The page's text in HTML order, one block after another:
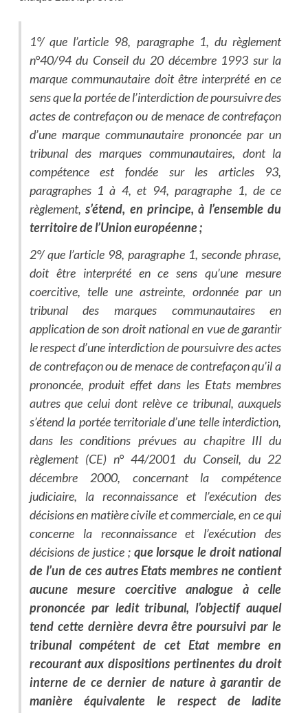
1°/ que l’article 98, paragraphe 1, du règlement
n°40/94 du Conseil du 20 décembre 1993 sur la
marque communautaire doit être interprété en ce
sens que la portée de l’interdiction de poursuivre des
actes de contrefaçon ou de menace de contrefaçon
d’une marque communautaire prononcée par un
tribunal des marques communautaires, dont la
compétence est fondée sur les articles 93,
paragraphes 1 à 4, et 94, paragraphe 1, de ce
règlement, s’étend, en principe, à l’ensemble du
territoire de l’Union européenne ;
2°/ que l’article 98, paragraphe 1, seconde phrase,
doit être interprété en ce sens qu’une mesure
coercitive, telle une astreinte, ordonnée par un
tribunal des marques communautaires en
application de son droit national en vue de garantir
le respect d’une interdiction de poursuivre des actes
de contrefaçon ou de menace de contrefaçon qu’il a
prononcée, produit effet dans les Etats membres
autres que celui dont relève ce tribunal, auxquels
s’étend la portée territoriale d’une telle interdiction,
dans les conditions prévues au chapitre III du
règlement (CE) n° 44/2001 du Conseil, du 22
décembre 2000, concernant la compétence
judiciaire, la reconnaissance et l’exécution des
décisions en matière civile et commerciale, en ce qui
concerne la reconnaissance et l’exécution des
décisions de justice ;que lorsque le droit national
de l’un de ces autres Etats membres ne contient
aucune mesure coercitive analogue à celle
prononcée par ledit tribunal, l’objectif auquel
tend cette dernière devra être poursuivi par le
tribunal compétent de cet Etat membre en
recourant aux dispositions pertinentes du droit
interne de ce dernier de nature à garantir de
manière équivalente le respect de ladite